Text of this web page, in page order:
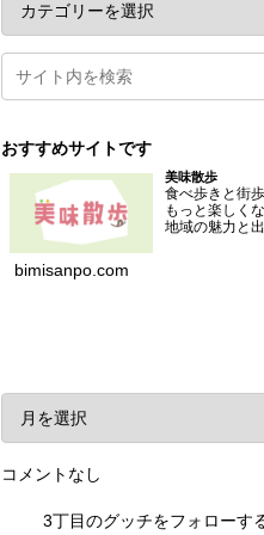
おすすめサイトです
美味散歩
食べ歩きと街
もっと楽しくな
地域の魅力と
bimisanpo.com
コメントなし
3丁目のグッチをフォローす